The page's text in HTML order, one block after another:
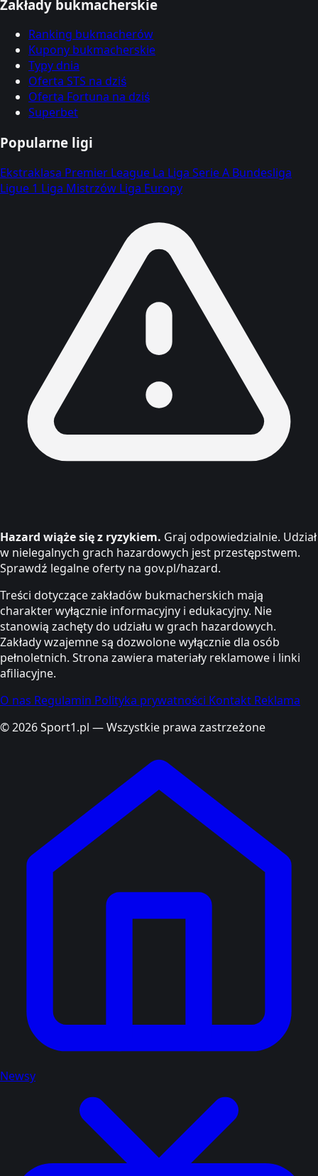
Zakłady bukmacherskie
Ranking bukmacherów
Kupony bukmacherskie
Typy dnia
Oferta STS na dziś
Oferta Fortuna na dziś
Superbet
Popularne ligi
Ekstraklasa Premier League La Liga Serie A Bundesliga
Ligue 1 Liga Mistrzów Liga Europy
Hazard wiąże się z ryzykiem. Graj odpowiedzialnie. Udział
w nielegalnych grach hazardowych jest przestępstwem.
Sprawdź legalne oferty na gov.pl/hazard.
Treści dotyczące zakładów bukmacherskich mają
charakter wyłącznie informacyjny i edukacyjny. Nie
stanowią zachęty do udziału w grach hazardowych.
Zakłady wzajemne są dozwolone wyłącznie dla osób
pełnoletnich. Strona zawiera materiały reklamowe i linki
afiliacyjne.
O nas Regulamin Polityka prywatności Kontakt Reklama
© 2026 Sport1.pl — Wszystkie prawa zastrzeżone
Newsy